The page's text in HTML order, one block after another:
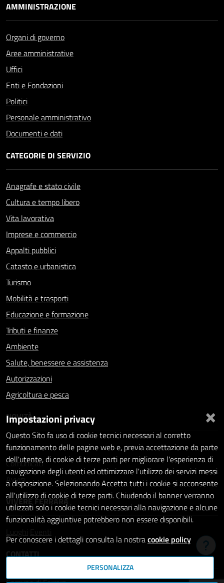
AMMINISTRAZIONE
Organi di governo
Aree amministrative
Uffici
Enti e Fondazioni
Politici
Personale amministrativo
Documenti e dati
CATEGORIE DI SERVIZIO
Anagrafe e stato civile
Cultura e tempo libero
Vita lavorativa
Imprese e commercio
Appalti pubblici
Catasto e urbanistica
Turismo
Mobilità e trasporti
Educazione e formazione
Tributi e finanze
Ambiente
Salute, benessere e assistenza
Autorizzazioni
Agricoltura e pesca
NOVITÀ
Notizie
Comunicati
Avvisi
VIVERE FERRARA
Luoghi
Eventi
CONTATTI
×
Impostazioni privacy
Questo Sito fa uso di cookie tecnici necessari al corretto
funzionamento delle pagine web e, previa accettazione da parte
dell'utente, di cookie di terze parti per migliorare l'esperienza di
navigazione degli utenti ed ottimizzare l'utilizzo dei servizi messi
a disposizione. Selezionando Accetta tutti i cookie si acconsente
all'utilizzo di cookie di terze parti. Chiudendo il banner verranno
utilizzati solo i cookie tecnici necessari alla navigazione e alcune
funzionalità aggiuntive potrebbero non essere disponibili.
Per conoscere i dettagli consulta la nostracookie policy
PERSONALIZZA
Hai